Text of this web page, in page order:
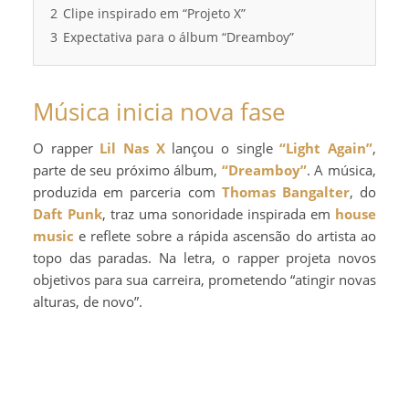
2 Clipe inspirado em “Projeto X”
3 Expectativa para o álbum “Dreamboy”
Música inicia nova fase
O rapper Lil Nas Xlançou o single“Light Again”,
parte de seu próximo álbum, “Dreamboy”. A música,
produzida em parceria com Thomas Bangalter, do
Daft Punk, traz uma sonoridade inspirada em house
music e reflete sobre a rápida ascensão do artista ao
topo das paradas. Na letra, o rapper projeta novos
objetivos para sua carreira, prometendo “atingir novas
alturas, de novo”.